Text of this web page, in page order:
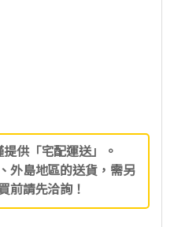
供「宅配運送」。
外島地區的送貨，需另
前請先洽詢！